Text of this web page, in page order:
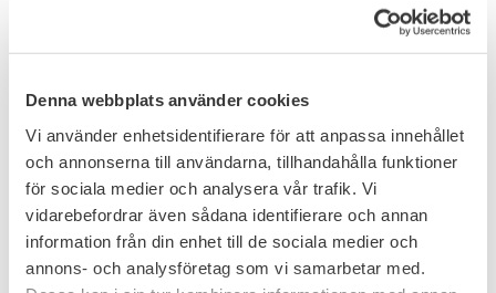
Denna webbplats använder cookies
Vi använder enhetsidentifierare för att anpassa innehållet
och annonserna till användarna, tillhandahålla funktioner
för sociala medier och analysera vår trafik. Vi
vidarebefordrar även sådana identifierare och annan
information från din enhet till de sociala medier och
annons- och analysföretag som vi samarbetar med.
Omdömen
Du
349